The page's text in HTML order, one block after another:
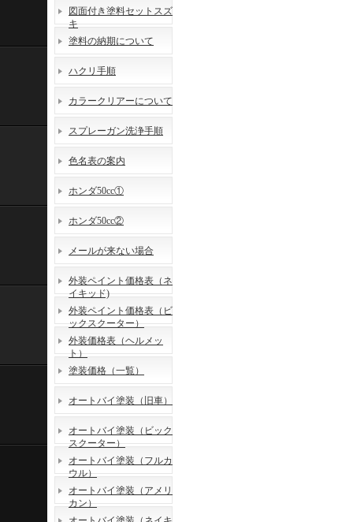
図面付き塗料セットスズ
キ
塗料の納期について
ハクリ手順
カラークリアーについて
スプレーガン洗浄手順
色名表の案内
ホンダ50cc①
ホンダ50cc②
メールが来ない場合
外装ペイント価格表（ネ
イキッド)
外装ペイント価格表（ビ
ックスクーター）
外装価格表（ヘルメッ
ト）
塗装価格（一覧）
オートバイ塗装（旧車）
オートバイ塗装（ビック
スクーター）
オートバイ塗装（フルカ
ウル）
オートバイ塗装（アメリ
カン）